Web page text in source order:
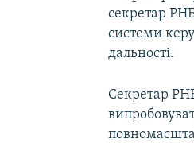
секретар
системи
дальності.
Секретар